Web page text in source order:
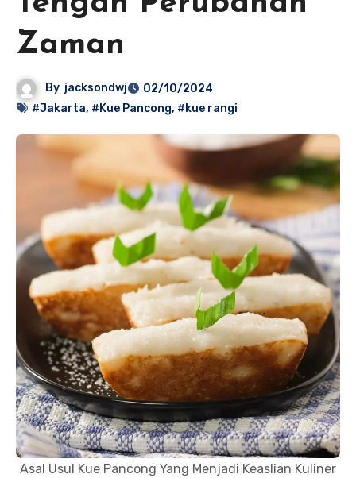
Zaman
By jacksondwj
02/10/2024
#Jakarta, #Kue Pancong, #kue rangi
Asal Usul Kue Pancong Yang Menjadi Keaslian Kuliner